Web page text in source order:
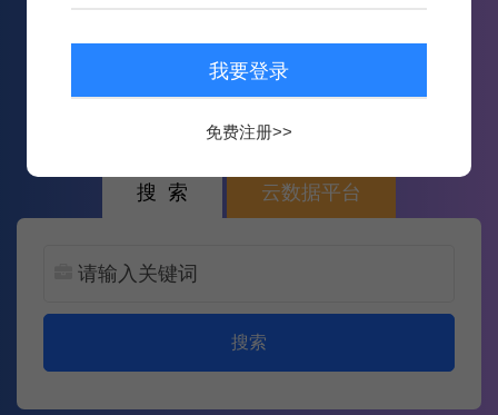
7,510,049
次内容推送
搜 索 云数据平台
搜索
免费注册>>